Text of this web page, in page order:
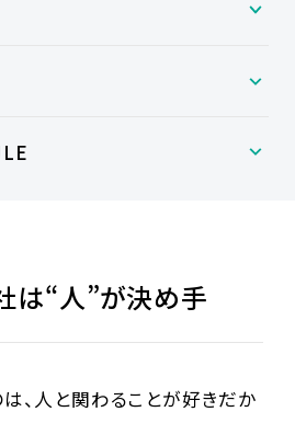
は“人”が決め手
、人と関わることが好きだか